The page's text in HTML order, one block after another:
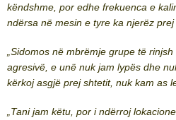
këndshme, por edhe frekuenca e
ndërsa në mesin e tyre ka njerëz prej
Sidomos në mbrëmje grupe të
agresivë, e unë nuk jam lypës dhe
kërkoj asgjë prej shtetit, nuk kam as
Tani jam këtu, por i ndërroj